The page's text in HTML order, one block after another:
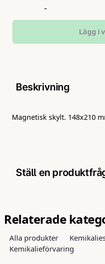
-
Lägg i
Beskrivning
Magnetisk skylt. 148x210
Ställ en
Relaterade
Alla produkter
Kemikalieförvaring